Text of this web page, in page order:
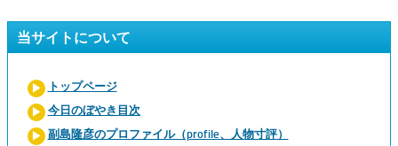
当サイトについて
トップページ
今日のぼやき目次
副島隆彦のプロファイル（profile、人物寸評）